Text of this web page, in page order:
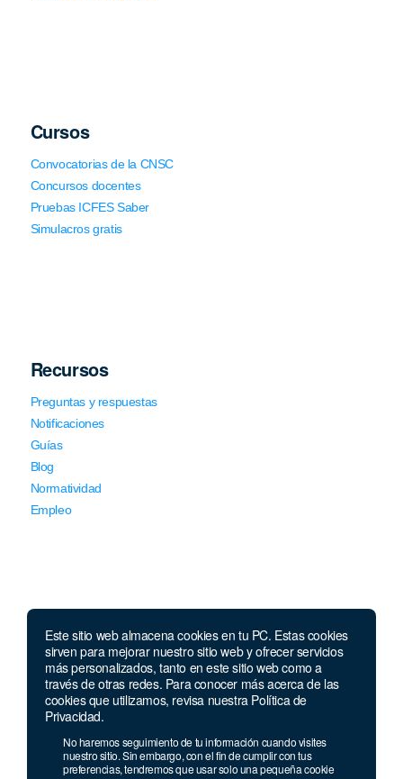
Este sitio web almacena cookies en tu PC. Estas cookies
sirven para mejorar nuestro sitio web y ofrecer servicios
más personalizados, tanto en este sitio web como a
través de otras redes. Para conocer más acerca de las
cookies que utilizamos, revisa nuestra Política de
Privacidad.
No haremos seguimiento de tu información cuando visites
nuestro sitio. Sin embargo, con el fin de cumplir con tus
preferencias, tendremos que usar solo una pequeña cookie
Cursos
Convocatorias de la CNSC
Concursos docentes
Pruebas ICFES Saber
Simulacros gratis
Recursos
Preguntas y respuestas
Notificaciones
Guías
Blog
Normatividad
Empleo
Llámanos
Lunes a jueves de 7 a.m.
a 5:00 p.m. Viernes de
7 a.m. a 4 p.m. Sábados de 8 a.m. a 2 p.m.
Celular y Whatsapp:333 033 40 39